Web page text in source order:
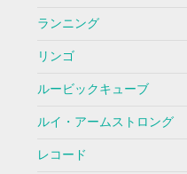
ランニング
リンゴ
ルービックキューブ
ルイ・アームストロング
レコード